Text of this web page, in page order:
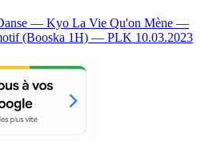
— Kyo La Vie Qu'on Mène —
(Booska 1H) — PLK 10.03.2023